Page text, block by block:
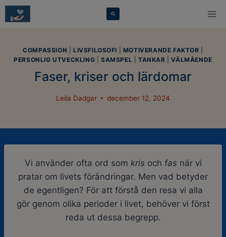
Skip
to
COMPASSION LIVSFILOSOFI MOTIVERANDE FAKTOR
PERSONLIG UTVECKLING
SAMSPEL TANKAR |VÄLMÅENDE
Faser, kriser och lärdomar
Leila Dadgar december 12, 2024
Vi använder ofta ord som kris och fas när vi
pratar om livets förändringar. Men vad betyder
de egentligen? För att förstå den resa vi alla
gör genom olika perioder i livet, behöver vi först
reda ut dessa begrepp.
modal-check